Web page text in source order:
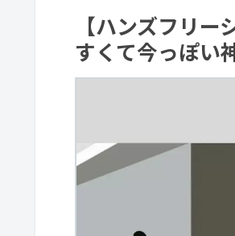
【ハンズフリ
すくて今っぽい